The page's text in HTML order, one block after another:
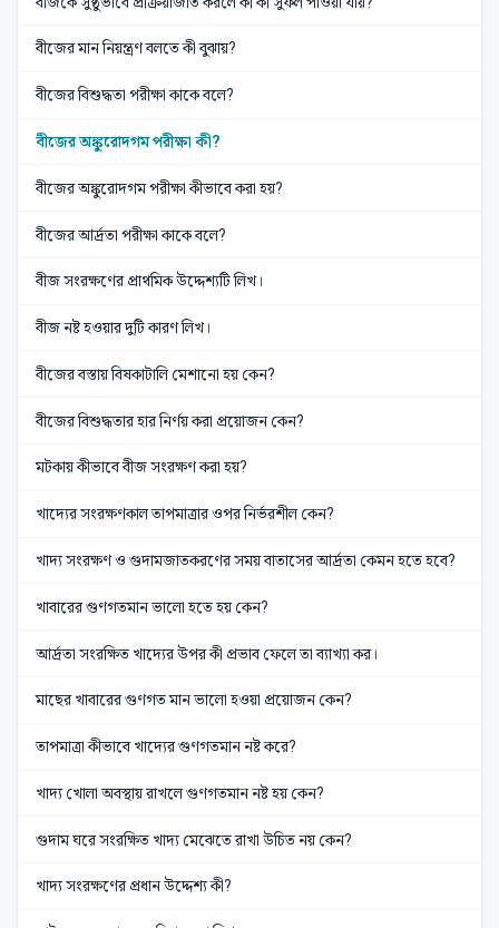
বীজের মান নিয়ন্ত্রণ বলতে কী বুঝায়?
বীজের বিশুদ্ধতা পরীক্ষা কাকে বলে?
বীজের অঙ্কুরোদগম পরীক্ষা কী?
বীজের অঙ্কুরোদগম পরীক্ষা কীভাবে করা হয়?
​​​বীজের আর্দ্রতা পরীক্ষা কাকে বলে?
বীজ সংরক্ষণের প্রাথমিক উদ্দেশ্যটি লিখ।
বীজ নষ্ট হওয়ার দুটি কারণ লিখ।
বীজের বস্তায় বিষকাটালি মেশানো হয় কেন?
বীজের বিশুদ্ধতার হার নির্ণয় করা প্রয়োজন কেন?
মটকায় কীভাবে বীজ সংরক্ষণ করা হয়?
খাদ্যের সংরক্ষণকাল তাপমাত্রার ওপর নির্ভরশীল কেন?
খাদ্য সংরক্ষণ ও গুদামজাতকরণের সময় বাতাসের আর্দ্রতা কেমন হতে হবে?
খাবারের গুণগতমান ভালো হতে হয় কেন?
আর্দ্রতা সংরক্ষিত খাদ্যের উপর কী প্রভাব ফেলে তা ব্যাখ্যা কর।
মাছের খাবারের গুণগত মান ভালো হওয়া প্রয়োজন কেন?
তাপমাত্রা কীভাবে খাদ্যের গুণগতমান নষ্ট করে?
খাদ্য খোলা অবস্থায় রাখলে গুণগতমান নষ্ট হয় কেন?
গুদাম ঘরে সংরক্ষিত খাদ্য মেঝেতে রাখা উচিত নয় কেন?
খাদ্য সংরক্ষণের প্রধান উদ্দেশ্য কী?